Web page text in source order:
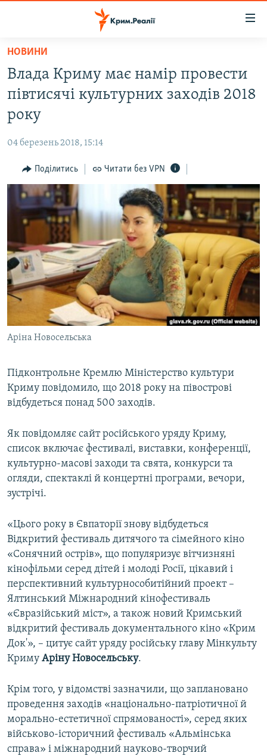
Перейти
основного
матеріалу
до
основної
навігації
Перейти
до
пошуку
ВОДА.КРИМ
БЛОГИ
ПОГЛЯД
ІНТЕРВ'Ю
ВСЕ ЗА ДЕНЬ
СПЕЦПРОЕКТИ
ДЕПОРТАЦІЯ
ВІДЕОУРОКИ «ELIFBE»
СВІДЧЕННЯ ОКУПАЦІЇ
УКРАЇНСЬКА ПРОБЛЕМА КРИМУ
ІНФОГРАФІКА
ЯК ОБІЙТИ БЛОКУВАННЯ
Русский
Qırımtatar
ДОЛУЧАЙСЯ!
Усі сайти RFE/RL
НОВИНИ
Влада Криму має намір провести
півтисячі культурних заходів 2018
року
04 березень 2018, 15:14
Поділитись Читати без VPN
Аріна Новосельська
Підконтрольне Кремлю Міністерство культури
Криму повідомило, що 2018 року на півострові
відбудеться понад 500 заходів.
Як повідомляє сайт російського уряду Криму,
список включає фестивалі, виставки, конференції,
культурно-масові заходи та свята, конкурси та
огляди, спектаклі й концертні програми, вечори,
зустрічі.
«Цього року в Євпаторії знову відбудеться
Відкритий фестиваль дитячого та сімейного кіно
«Сонячний острів», що популяризує вітчизняні
кінофільми серед дітей і молоді Росії, цікавий і
перспективний культурнособитійний проект –
Ялтинський Міжнародний кінофестиваль
«Євразійський міст», а також новий Кримський
відкритий фестиваль документального кіно «Крим
Док'», – цитує сайт уряду російську главу Мінкульту
Криму Аріну Новосельську.
Крім того, у відомстві зазначили, що заплановано
проведення заходів «національно-патріотичної й
морально-естетичної спрямованості», серед яких
військово-історичний фестиваль «Альмінська
справа» і міжнародний науково-творчий